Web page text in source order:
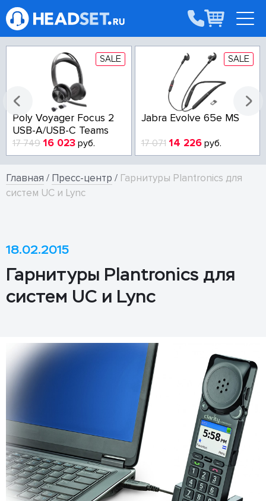
SALE
Poly Voyager Focus 2
USB-A/USB-C Teams
17 749 16 023 руб.
SALE
Jabra Evolve 65e MS
17 071 14 226руб.
Главная / Пресс-центр / Гарнитуры Plantronics для
систем UC и Lync
18.02.2015
Гарнитуры Plantronics для
систем UC и Lync